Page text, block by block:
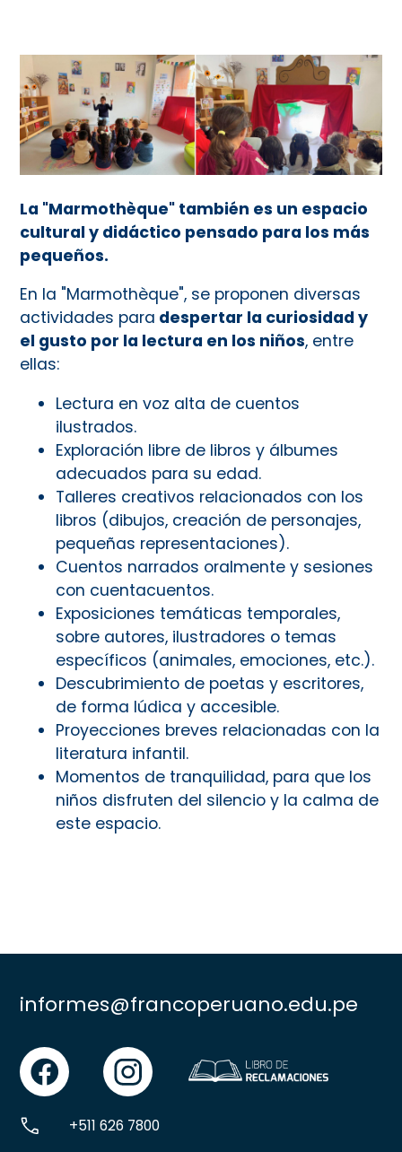
La "Marmothèque" también es un espacio
cultural y didáctico pensado para los más
pequeños.
En la "Marmothèque", se proponen diversas
actividades para despertar la curiosidad y
el gusto por la lectura en los niños, entre
ellas:
Lectura en voz alta de cuentos
ilustrados.
Exploración libre de libros y álbumes
adecuados para su edad.
Talleres creativos relacionados con los
libros (dibujos, creación de personajes,
pequeñas representaciones).
Cuentos narrados oralmente y sesiones
con cuentacuentos.
Exposiciones temáticas temporales,
sobre autores, ilustradores o temas
específicos (animales, emociones, etc.).
Descubrimiento de poetas y escritores,
de forma lúdica y accesible.
Proyecciones breves relacionadas con la
literatura infantil.
Momentos de tranquilidad, para que los
niños disfruten del silencio y la calma de
este espacio.
informes@francoperuano.edu.pe
facebook instgram
+511 626 7800